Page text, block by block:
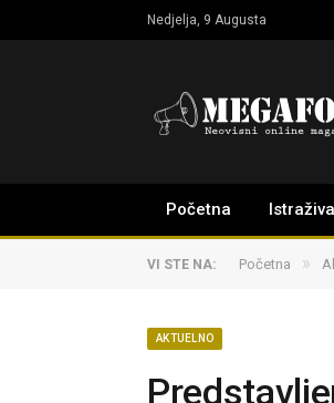
Nedjelja, 9 Augusta
Početna
VI STE NA: Početna »
AKTUELNO